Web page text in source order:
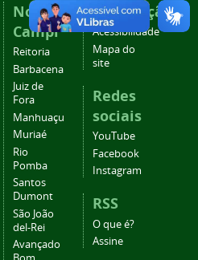
Nossos
Campi
Reitoria
Barbacena
Juiz de
Fora
Manhuaçu
Muriaé
Rio
Pomba
Santos
Dumont
São João
del-Rei
Avançado
Navegação
Acessibilidade
Mapa do
site
Redes
sociais
YouTube
Facebook
Instagram
RSS
O que é?
Assine